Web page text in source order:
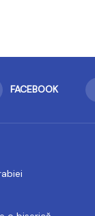
FACEBOOK